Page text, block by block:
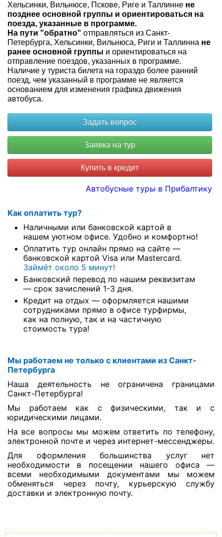
Хельсинки, Вильнюсе, Пскове, Риге и Таллинне не
позднее основной группы и ориентироваться на
поезда, указанные в программе.
На пути "обратно" отправляться из Санкт-
Петербурга, Хельсинки, Вильнюса, Риги и Таллинна не
ранее основной группы и ориентироваться на
отправление поездов, указанных в программе.
Наличие у туриста билета на гораздо более ранний
поезд, чем указанный в программе не является
основанием для изменения графика движения
автобуса.
Купить в кредит
Автобусные туры в Прибалтику
Как оплатить тур?
Наличными или банковской картой в
нашем уютном офисе. Удобно и комфортно!
Оплатить тур онлайн прямо на сайте —
банковской картой Visa или Mastercard.
Займёт около 5 минут!
Банковский перевод по нашим реквизитам
— срок зачислений 1-3 дня.
Кредит на отдых — оформляется нашими
сотрудниками прямо в офисе турфирмы,
как на полную, так и на частичную
стоимость тура!
Мы работаем не только с клиентами из Санкт-
Петербурга
Наша деятельность не ограничена границами
Санкт-Петербурга!
Мы работаем как с физическими, так и с
юридическими лицами.
На все вопросы мы можем ответить по телефону,
электронной почте и через интернет-мессенджеры.
Для оформления большинства услуг нет
необходимости в посещении нашего офиса —
всеми необходимыми документами мы можем
обменяться через почту, курьерскую службу
доставки и электронную почту.